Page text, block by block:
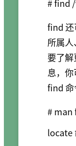
find 还
所属人
要了
息，
find 命
locate